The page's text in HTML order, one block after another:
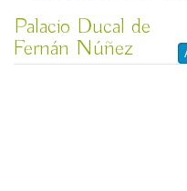
Palacio Ducal de
Fernán Núñez